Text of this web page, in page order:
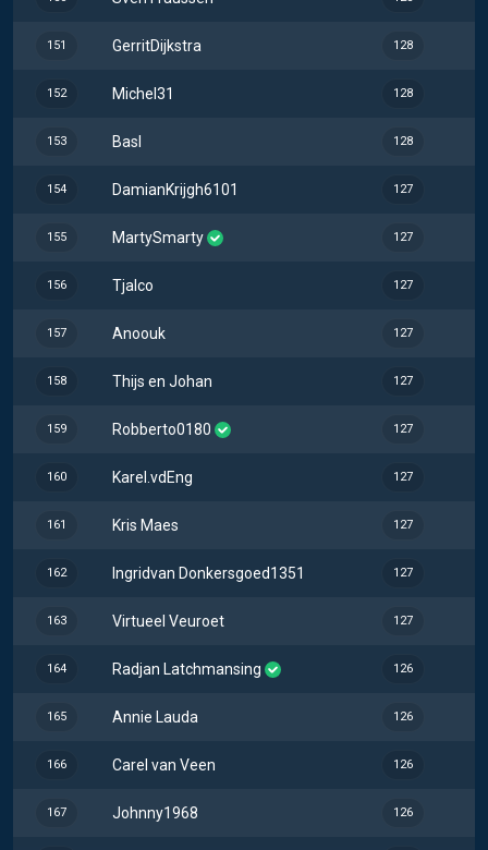
151 GerritDijkstra 128
152 Michel31 128
153 Basl 128
154 DamianKrijgh6101 127
155 MartySmarty 127
156 Tjalco 127
157 Anoouk 127
158 Thijs en Johan 127
159 Robberto0180 127
160 Karel.vdEng 127
161 Kris Maes 127
162 Ingridvan Donkersgoed1351 127
163 Virtueel Veuroet 127
164 Radjan Latchmansing 126
165 Annie Lauda 126
166 Carel van Veen 126
167 Johnny1968 126